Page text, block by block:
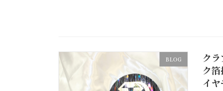
BLOG
ク
ク
イヤ